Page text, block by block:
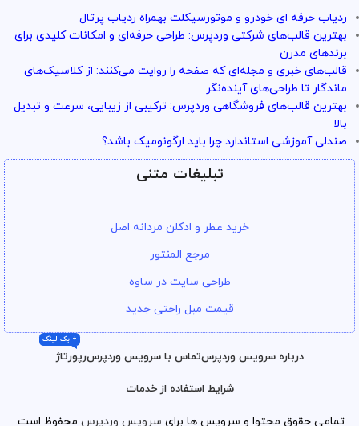
با خیال راحت میتونی از خدمات و سرویس ها استفاده کنی
ردیاب حرفه ای خودرو و موتورسیکلت بهمراه ردیاب پرتال
بهترین قالب‌های شرکتی وردپرس: طراحی حرفه‌ای و امکانات کلیدی برای
برندهای مدرن
قالب‌های خبری و مجله‌ای که صفحه را روایت می‌کنند: از کلاسیک‌های
ماندگار تا طراحی‌های آینده‌نگر
بهترین قالب‌های فروشگاهی وردپرس: ترکیبی از زیبایی، سرعت و تبدیل
بالا
صندلی آموزشی استاندارد چرا باید ارگونومیک باشد؟
تبلیغات متنی
خرید عطر و ادکلن مردانه اصل
مرجع المنتور
طراحی سایت در ساوه
قیمت مبل راحتی جدید
درباره سرویس وردپرستماس با سرویس وردپرسرپورتاژ
+ بک لینک
شرایط استفاده از خدمات
تمامی حقوق محتوا و سرویس ها برای سرویس وردپرس محفوظ است.